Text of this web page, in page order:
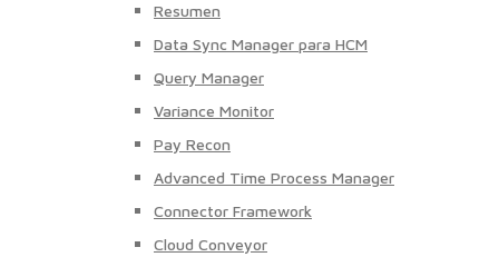
Resumen
Data Sync Manager para HCM
Query Manager
Variance Monitor
Pay Recon
Advanced Time Process Manager
Connector Framework
Cloud Conveyor